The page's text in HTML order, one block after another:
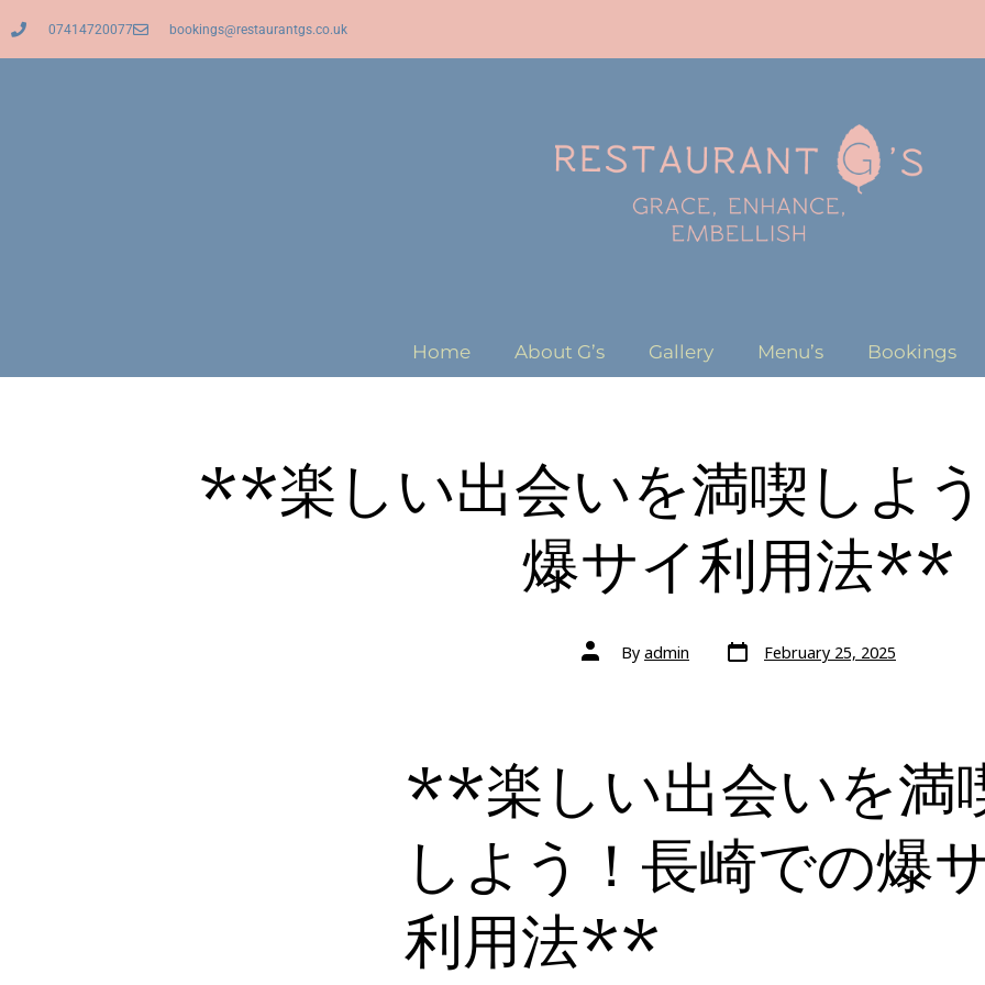
07414720077 bookings@restaurantgs.co.uk
Home About G’s Gallery Menu’s Bookings
**楽しい出会いを満喫しよ
爆サイ利用法**
By admin February 25, 2025
**楽しい出会いを満
しよう！長崎での爆
利用法**